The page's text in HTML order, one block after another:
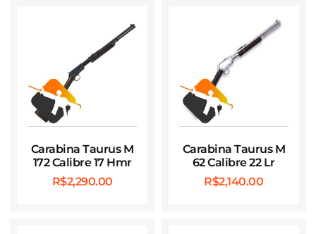
Carabina Taurus M
172 Calibre 17 Hmr
R$2,290.00
Carabina Taurus M
62 Calibre 22 Lr
R$2,140.00